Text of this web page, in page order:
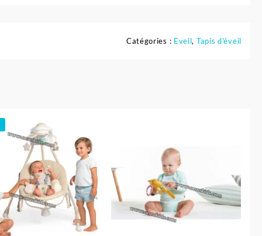
Catégories : Eveil, Tapis d'éveil